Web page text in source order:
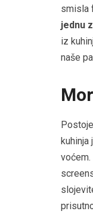
smisla
jednu
iz
naše
kuhinja